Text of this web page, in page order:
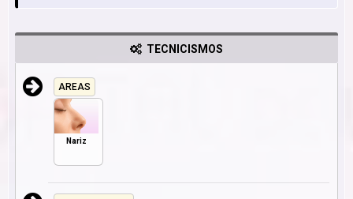
TECNICISMOS
AREAS
Nariz